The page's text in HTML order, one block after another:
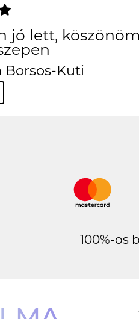
Elképesztően
100%-os